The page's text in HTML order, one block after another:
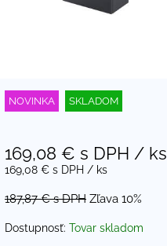
NOVINKA SKLADOM
169,08 € s DPH / ks
169,08 € s DPH / ks
187,87 €s DPH Zľava 10%
Dostupnosť: Tovar skladom